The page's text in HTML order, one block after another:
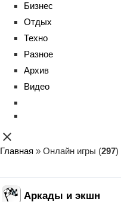
Бизнес
Отдых
Техно
Разное
Архив
Видео
close
Главная » Онлайн игры (297)
Аркады и экшн